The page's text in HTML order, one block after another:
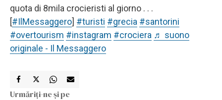
quota di 8mila crocieristi al giorno . . .
[#IlMessaggero] #turisti #grecia #santorini
#overtourism #instagram #crociera ♬ suono
originale - Il Messaggero
Urmăriți-ne și pe